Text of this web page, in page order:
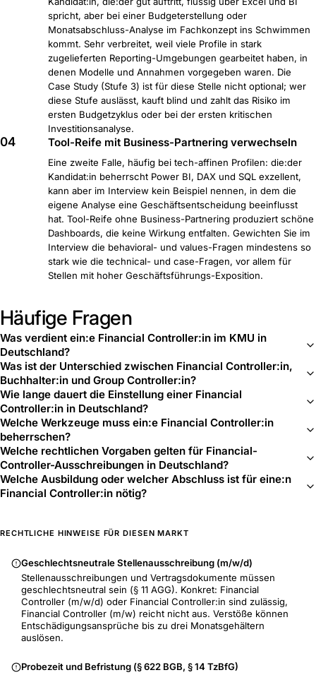
spricht, aber bei einer Budgeterstellung oder
Monatsabschluss-Analyse im Fachkonzept ins Schwimmen
kommt. Sehr verbreitet, weil viele Profile in stark
zugelieferten Reporting-Umgebungen gearbeitet haben, in
denen Modelle und Annahmen vorgegeben waren. Die
Case Study (Stufe 3) ist für diese Stelle nicht optional; wer
diese Stufe auslässt, kauft blind und zahlt das Risiko im
ersten Budgetzyklus oder bei der ersten kritischen
Investitionsanalyse.
04 Tool-Reife mit Business-Partnering verwechseln
Eine zweite Falle, häufig bei tech-affinen Profilen: die:der
Kandidat:in beherrscht Power BI, DAX und SQL exzellent,
kann aber im Interview kein Beispiel nennen, in dem die
eigene Analyse eine Geschäftsentscheidung beeinflusst
hat. Tool-Reife ohne Business-Partnering produziert schöne
Dashboards, die keine Wirkung entfalten. Gewichten Sie im
Interview die behavioral- und values-Fragen mindestens so
stark wie die technical- und case-Fragen, vor allem für
Stellen mit hoher Geschäftsführungs-Exposition.
Häufige Fragen
Was verdient ein:e Financial Controller:in im KMU in
Deutschland?
Was ist der Unterschied zwischen Financial Controller:in,
Buchhalter:in und Group Controller:in?
Wie lange dauert die Einstellung einer Financial
Controller:in in Deutschland?
Welche Werkzeuge muss ein:e Financial Controller:in
beherrschen?
Welche rechtlichen Vorgaben gelten für Financial-
Controller-Ausschreibungen in Deutschland?
Welche Ausbildung oder welcher Abschluss ist für eine:n
Financial Controller:in nötig?
RECHTLICHE HINWEISE FÜR DIESEN MARKT
Geschlechtsneutrale Stellenausschreibung (m/w/d)
Stellenausschreibungen und Vertragsdokumente müssen
geschlechtsneutral sein (§ 11 AGG). Konkret: Financial
Controller (m/w/d) oder Financial Controller:in sind zulässig,
Financial Controller (m/w) reicht nicht aus. Verstöße können
Entschädigungsansprüche bis zu drei Monatsgehältern
auslösen.
Probezeit und Befristung (§ 622 BGB, § 14 TzBfG)